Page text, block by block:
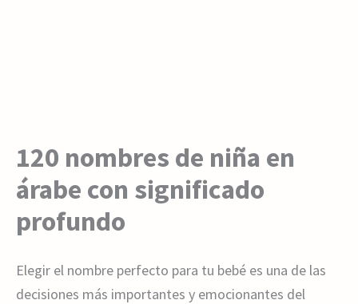
120 nombres de niña en
árabe con significado
profundo
Elegir el nombre perfecto para tu bebé es una de las
decisiones más importantes y emocionantes del